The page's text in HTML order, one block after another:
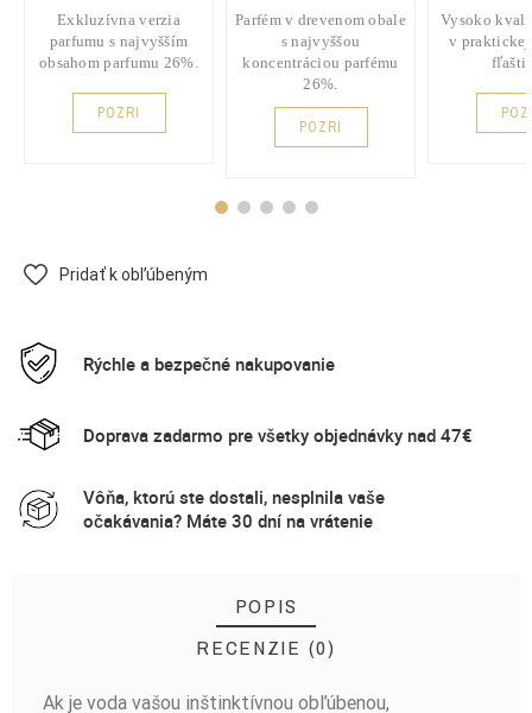
Exkluzívna verzia
parfumu s najvyšším
obsahom parfumu 26%.
POZRI
Parfém v drevenom obale
s najvyššou
koncentráciou parfému
26%.
POZRI
Vysoko
v
Pridať k obľúbeným
Rýchle a bezpečné nakupovanie
Doprava zadarmo pre všetky objednávky nad 47€
Vôňa, ktorú ste dostali, nesplnila vaše
očakávania? Máte 30 dní na vrátenie
POPIS
RECENZIE (0)
Ak je voda vašou inštinktívnou obľúbenou,